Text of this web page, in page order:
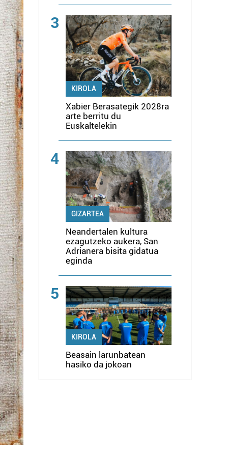
3
KIROLA
Xabier Berasategik 2028ra
arte berritu du
Euskaltelekin
4
GIZARTEA
Neandertalen kultura
ezagutzeko aukera, San
Adrianera bisita gidatua
eginda
5
KIROLA
Beasain larunbatean
hasiko da jokoan